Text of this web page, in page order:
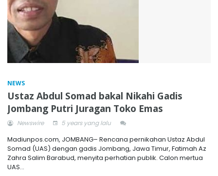
NEWS
Ustaz Abdul Somad bakal Nikahi Gadis
Jombang Putri Juragan Toko Emas
Newswire 5 years yang lalu
Madiunpos.com, JOMBANG– Rencana pernikahan Ustaz Abdul
Somad (UAS) dengan gadis Jombang, Jawa Timur, Fatimah Az
Zahra Salim Barabud, menyita perhatian publik. Calon mertua
UAS...